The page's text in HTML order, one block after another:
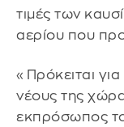
τιμές των
αερίου που
«Πρόκειται για
νέους της
εκπρόσωπος